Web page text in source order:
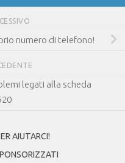
numero di telefono!
legati alla scheda
AIUTARCI!